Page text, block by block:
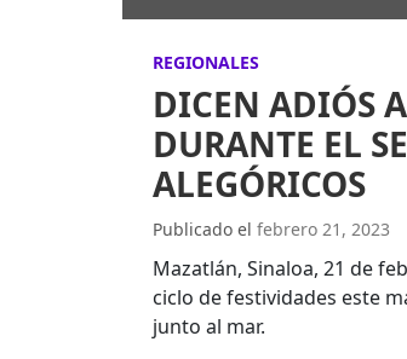
REGIONALES
DICEN ADIÓS
DURANTE EL
ALEGÓRICOS
Publicado el febrero 21, 2023
Mazatlán, Sinaloa, 21 de
ciclo de festividades este
junto al mar.